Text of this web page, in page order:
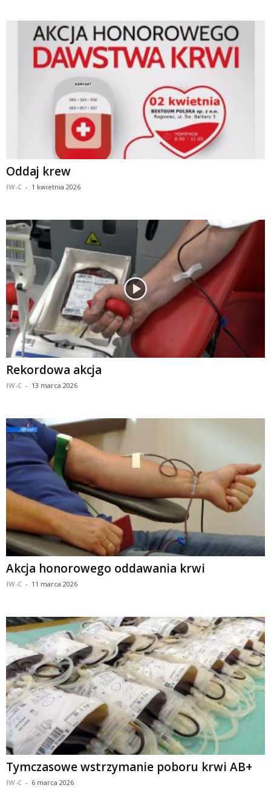
Oddaj krew
IW-C - 1 kwietnia 2026
Rekordowa akcja
IW-C - 13 marca 2026
Akcja honorowego oddawania krwi
IW-C - 11 marca 2026
Tymczasowe wstrzymanie poboru krwi AB+
IW-C - 6 marca 2026